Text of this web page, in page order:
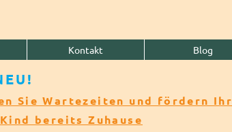
Kontakt Blog
Sie Wartezeiten und fördern Ihr
Kind bereits Zuhause